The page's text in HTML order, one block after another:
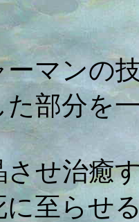
マンの
た部分を
せ治癒
に至らせ